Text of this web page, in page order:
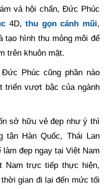
và hội chẩn, Đức Phúc
4D,thu gọn cánh mũi,
tạo hình thu mỏng môi để
trên khuôn mặt.
Phúc cũng phần nào
triển vượt bậc của ngành
sở hữu vẻ đẹp như ý thì
tận Hàn Quốc, Thái Lan
đẹp ngay tại Việt Nam
Nam trực tiếp thực hiện,
gian đi lại đến mức tối